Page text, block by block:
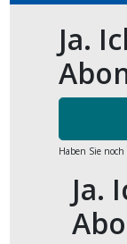
Ja.
Haben Sie
Ja.